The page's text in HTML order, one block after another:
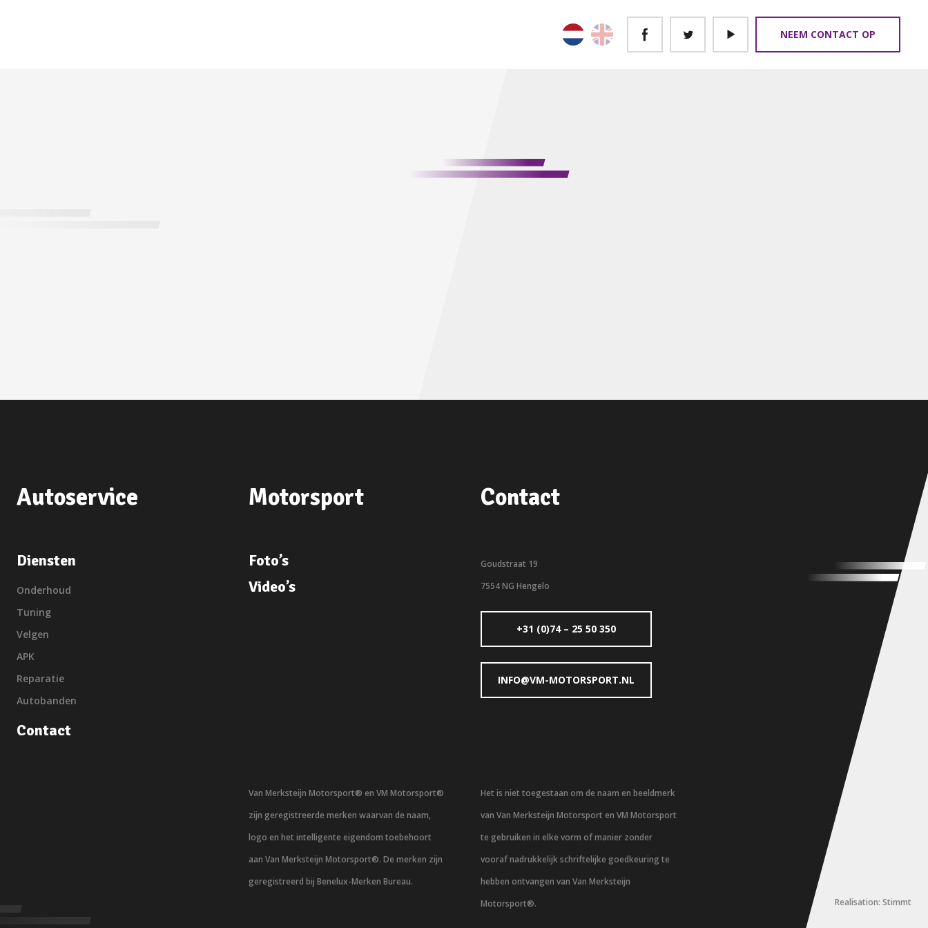
NEEM CONTACT OP
Autoservice
Diensten
Onderhoud
Tuning
Velgen
APK
Reparatie
Autobanden
Contact
Motorsport
Foto’s
Video’s
Contact
Goudstraat 19
7554 NG Hengelo
+31 (0)74 – 25 50 350
INFO@VM-MOTORSPORT.NL
Van Merksteijn Motorsport® en VM Motorsport®
zijn geregistreerde merken waarvan de naam,
logo en het intelligente eigendom toebehoort
aan Van Merksteijn Motorsport®. De merken zijn
geregistreerd bij Benelux-Merken Bureau.
Het is niet toegestaan om de naam en beeldmerk
van Van Merksteijn Motorsport en VM Motorsport
te gebruiken in elke vorm of manier zonder
vooraf nadrukkelijk schriftelijke goedkeuring te
hebben ontvangen van Van Merksteijn
Motorsport®.
Realisation: Stimmt